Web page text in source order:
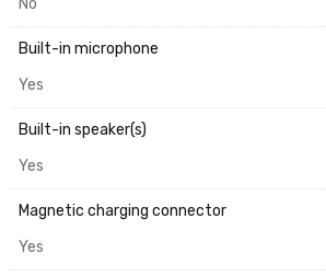
No
Built-in microphone
Yes
Built-in speaker(s)
Yes
Magnetic charging connector
Yes